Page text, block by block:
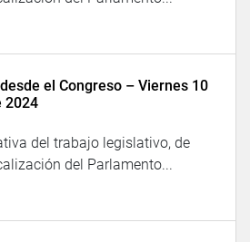
el Congreso – Viernes 10
2024
del trabajo legislativo, de
del Parlamento...